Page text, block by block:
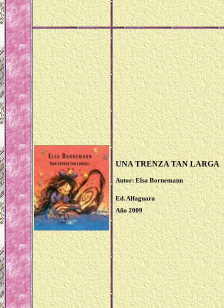
UNA TRENZA TAN LARGA
Autor: Elsa Bornemann
Ed. Alfaguara
Año 2009